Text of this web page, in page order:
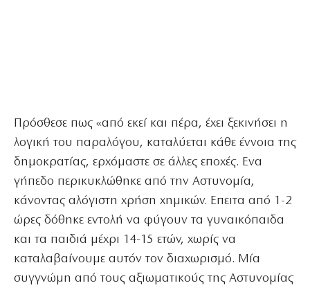
Πρόσθεσε πως «από εκεί και πέρα, έχει ξεκινήσει η
λογική του παραλόγου, καταλύεται κάθε έννοια της
δημοκρατίας, ερχόμαστε σε άλλες εποχές. Ενα
γήπεδο περικυκλώθηκε από την Αστυνομία,
κάνοντας αλόγιστη χρήση χημικών. Επειτα από 1-2
ώρες δόθηκε εντολή να φύγουν τα γυναικόπαιδα
και τα παιδιά μέχρι 14-15 ετών, χωρίς να
καταλαβαίνουμε αυτόν τον διαχωρισμό. Μία
συγγνώμη από τους αξιωματικούς της Αστυνομίας